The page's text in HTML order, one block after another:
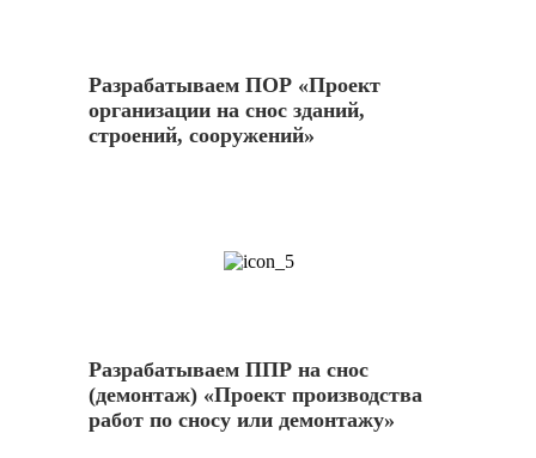
Разрабатываем ПОР «Проект
организации на снос зданий,
строений, сооружений»
Разрабатываем ППР на снос
(демонтаж) «Проект производства
работ по сносу или демонтажу»